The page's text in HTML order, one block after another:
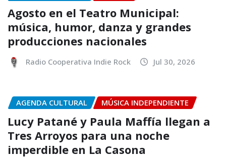
Agosto en el Teatro Municipal:
música, humor, danza y grandes
producciones nacionales
Radio Cooperativa Indie Rock Jul 30, 2026
AGENDA CULTURAL MÚSICA INDEPENDIENTE
Lucy Patané y Paula Maffía llegan a
Tres Arroyos para una noche
imperdible en La Casona